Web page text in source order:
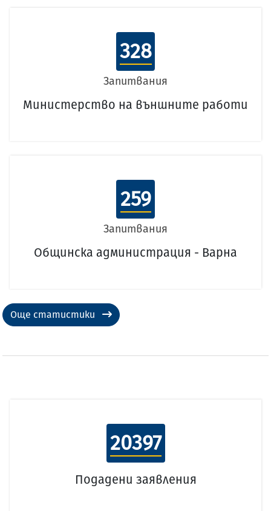
328
Запитвания
Министерство на външните работи
259
Запитвания
Общинска администрация - Варна
Още статистики
20397
Подадени заявления